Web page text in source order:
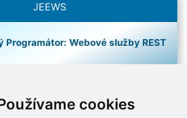
cookies
JEEWS
Programátor: Webové služby REST